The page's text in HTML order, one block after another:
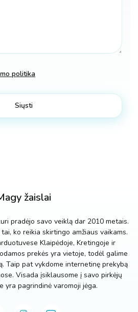
politika
žaislai
pradėjo savo veiklą dar 2010 metais.
ko reikia skirtingo amžiaus vaikams.
Klaipėdoje, Kretingoje ir
prekės yra vietoje, todėl galime
Taip pat vykdome internetinę prekybą
Visada įsiklausome į savo pirkėjų
yra pagrindinė varomoji jėga.